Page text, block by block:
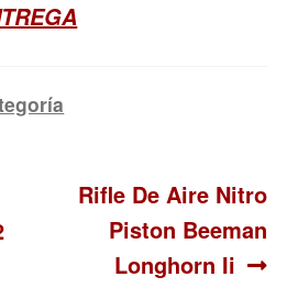
Siguiente:
Rifle De Aire Nitro
Piston Beeman
Longhorn Ii